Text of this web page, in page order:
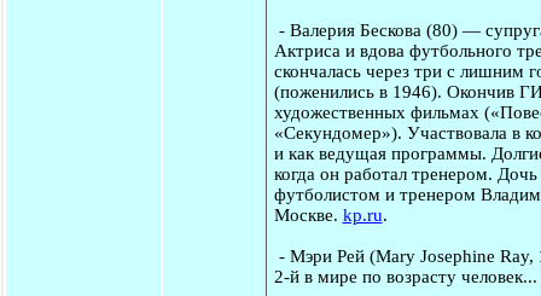
- Валерия Бескова (80) —
Актриса и вдова футбольного
скончалась через три с лишним
(поженились в 1946). Окончив
художественных фильмах
«Секундомер»). Участвовала в
и как ведущая программы.
когда он работал тренером.
футболистом и тренером
Москве. kp.ru.
- Мэри Рей (Mary Josephine Ray,
2-й в мире по возрасту человек...